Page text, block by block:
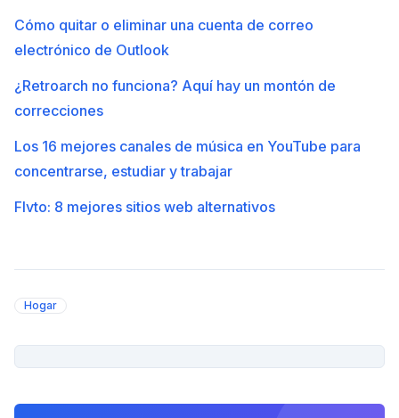
Cómo quitar o eliminar una cuenta de correo
electrónico de Outlook
¿Retroarch no funciona? Aquí hay un montón de
correcciones
Los 16 mejores canales de música en YouTube para
concentrarse, estudiar y trabajar
Flvto: 8 mejores sitios web alternativos
Hogar